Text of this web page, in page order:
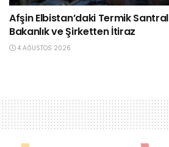
Afşin Elbistan’daki Termik
Bakanlık ve Şirketten İtiraz
4 AĞUSTOS 2026